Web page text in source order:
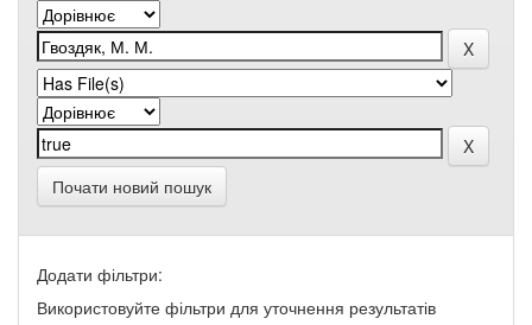
Почати новий пошук
Додати фільтри:
Використовуйте фільтри для уточнення результатів